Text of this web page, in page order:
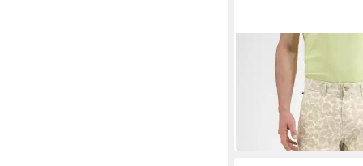
LERROS
Chinoshorts Chino
ab 29,99 € UVP59,99 €